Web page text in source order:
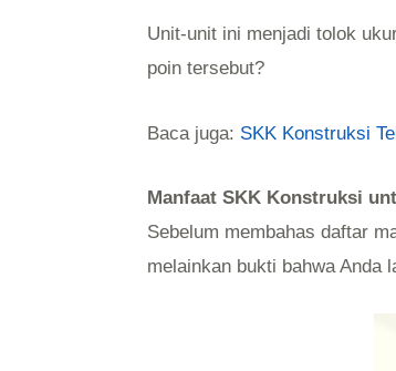
Unit-unit ini menjadi tolok
poin tersebut?
Baca juga: SKK Konstruksi
Manfaat SKK Konstruksi
Sebelum membahas daftar
melainkan bukti bahwa Anda